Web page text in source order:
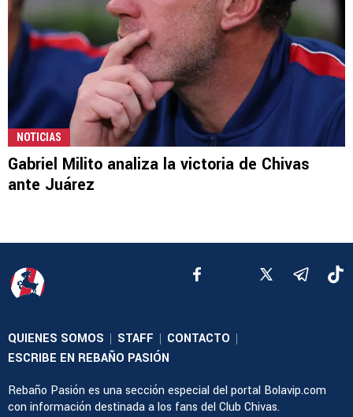
NOTICIAS
Gabriel Milito analiza la victoria de Chivas
ante Juárez
QUIENES SOMOS | STAFF | CONTACTO |
ESCRIBE EN REBAÑO PASIÓN
Rebaño Pasión es una sección especial del portal Bolavip.com
con información destinada a los fans del Club Chivas.